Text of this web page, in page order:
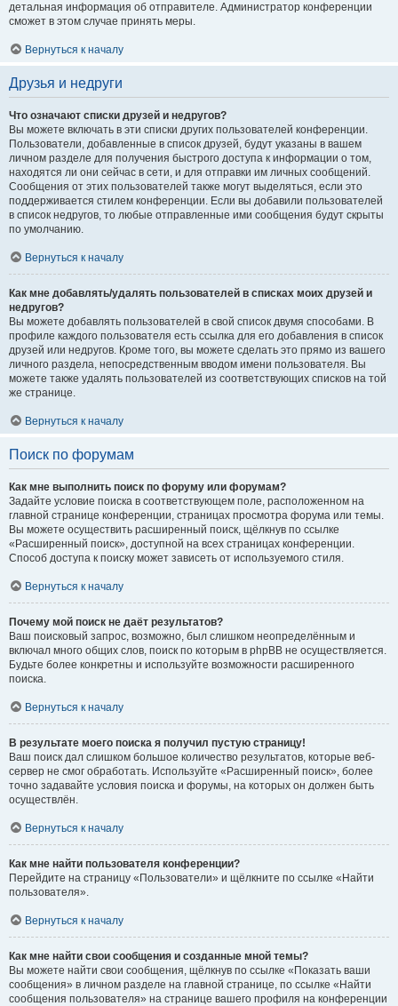
детальная информация об отправителе. Администратор конференции
сможет в этом случае принять меры.
Вернуться к началу
Друзья и недруги
Что означают списки друзей и недругов?
Вы можете включать в эти списки других пользователей конференции.
Пользователи, добавленные в список друзей, будут указаны в вашем
личном разделе для получения быстрого доступа к информации о том,
находятся ли они сейчас в сети, и для отправки им личных сообщений.
Сообщения от этих пользователей также могут выделяться, если это
поддерживается стилем конференции. Если вы добавили пользователей
в список недругов, то любые отправленные ими сообщения будут скрыты
по умолчанию.
Вернуться к началу
Как мне добавлять/удалять пользователей в списках моих друзей и
недругов?
Вы можете добавлять пользователей в свой список двумя способами. В
профиле каждого пользователя есть ссылка для его добавления в список
друзей или недругов. Кроме того, вы можете сделать это прямо из вашего
личного раздела, непосредственным вводом имени пользователя. Вы
можете также удалять пользователей из соответствующих списков на той
же странице.
Вернуться к началу
Поиск по форумам
Как мне выполнить поиск по форуму или форумам?
Задайте условие поиска в соответствующем поле, расположенном на
главной странице конференции, страницах просмотра форума или темы.
Вы можете осуществить расширенный поиск, щёлкнув по ссылке
«Расширенный поиск», доступной на всех страницах конференции.
Способ доступа к поиску может зависеть от используемого стиля.
Вернуться к началу
Почему мой поиск не даёт результатов?
Ваш поисковый запрос, возможно, был слишком неопределённым и
включал много общих слов, поиск по которым в phpBB не осуществляется.
Будьте более конкретны и используйте возможности расширенного
поиска.
Вернуться к началу
В результате моего поиска я получил пустую страницу!
Ваш поиск дал слишком большое количество результатов, которые веб-
сервер не смог обработать. Используйте «Расширенный поиск», более
точно задавайте условия поиска и форумы, на которых он должен быть
осуществлён.
Вернуться к началу
Как мне найти пользователя конференции?
Перейдите на страницу «Пользователи» и щёлкните по ссылке «Найти
пользователя».
Вернуться к началу
Как мне найти свои сообщения и созданные мной темы?
Вы можете найти свои сообщения, щёлкнув по ссылке «Показать ваши
сообщения» в личном разделе на главной странице, по ссылке «Найти
сообщения пользователя» на странице вашего профиля на конференции